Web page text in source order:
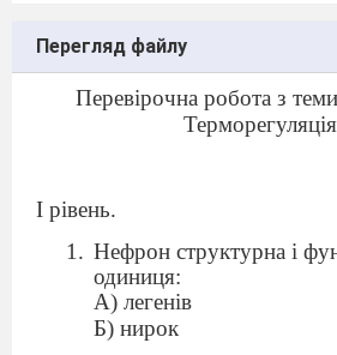
Перегляд файлу
Перевірочна робота з
І рівень.
Нефрон структурна і
одиниця:
А) легенів
Б) нирок